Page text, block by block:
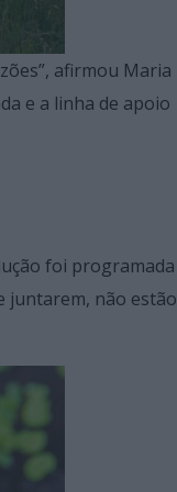
afirmou Maria
e a linha de apoio
foi programada
juntarem, não estão